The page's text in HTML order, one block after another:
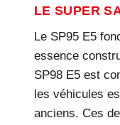
LE SUPER
Le SP95 E5
essence
SP98 E5 est
les véhicules
anciens. Ces